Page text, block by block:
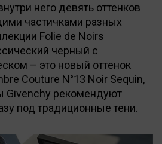
него девять оттенков
частичками разных
Folie de Noirs
черный с
– это новый оттенок
Couture N°13 Noir Sequin,
Givenchy рекомендуют
под традиционные тени.